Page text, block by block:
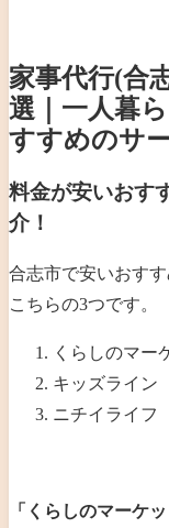
家事代行(合
選｜一人暮
すすめのサ
料金が安いおす
介！
合志市で安いおす
こちらの3つです。
くらしのマー
キッズライン
ニチイライフ
「くらしのマーケッ